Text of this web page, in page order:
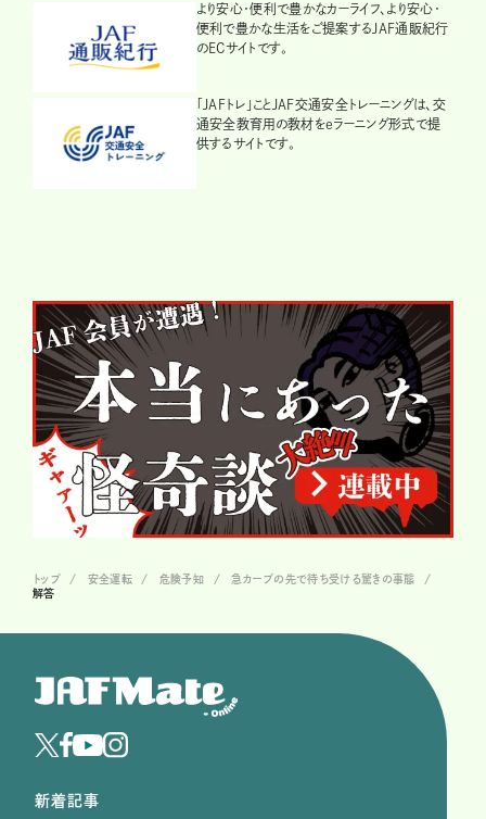
より安心・便利で豊かなカーライフ、より安心・
便利で豊かな生活をご提案するJAF通販紀行
のECサイトです。
「JAFトレ」ことJAF交通安全トレーニングは、交
通安全教育用の教材をeラーニング形式で提
供するサイトです。
トップ 安全運転 危険予知
急カーブの先で待ち受ける驚きの事態
解答
新着記事